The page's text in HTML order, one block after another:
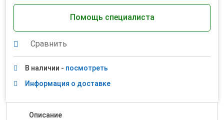
Помощь специалиста
Сравнить
В наличии - посмотреть
Информация о доставке
Описание